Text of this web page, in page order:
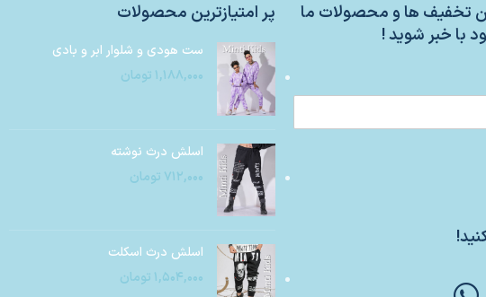
تخفیف ها و محصولات ما
با خبر شوید !
پر امتیازترین محصولات
ست هودی و شلوار ابر و بادی
۱,۱۸۸,۰۰۰ تومان
اسلش درث نوشته
۷۱۲,۰۰۰ تومان
اسلش درث اسکلت
۱,۵۰۴,۰۰۰ تومان